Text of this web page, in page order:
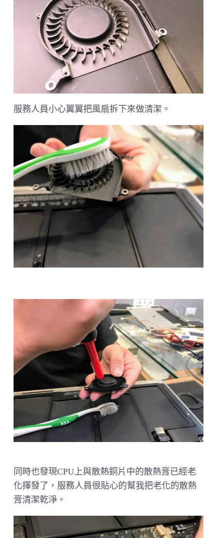
服務人員小心翼翼把風扇拆下來做清潔。
同時也發現CPU上與散熱銅片中的散熱膏已經老
化揮發了，服務人員很貼心的幫我把老化的散熱
膏清潔乾淨。